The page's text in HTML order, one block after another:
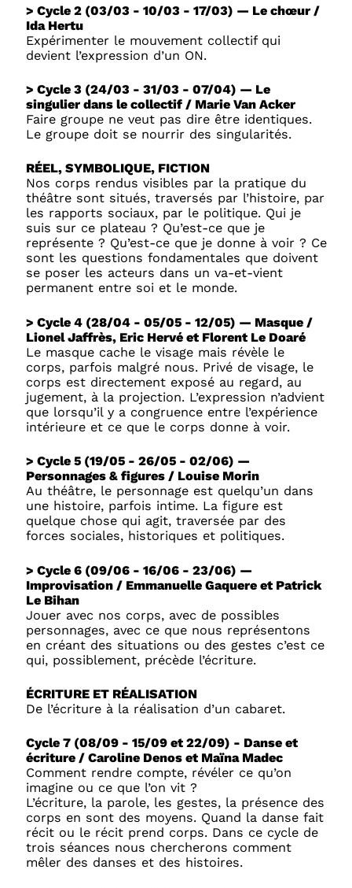
> Cycle 2 (03/03 - 10/03 - 17/03) — Le chœur /
Ida Hertu
Expérimenter le mouvement collectif qui
devient l’expression d’un ON.
> Cycle 3 (24/03 - 31/03 - 07/04) — Le
singulier dans le collectif / Marie Van Acker
Faire groupe ne veut pas dire être identiques.
Le groupe doit se nourrir des singularités.
RÉEL, SYMBOLIQUE, FICTION
Nos corps rendus visibles par la pratique du
théâtre sont situés, traversés par l’histoire, par
les rapports sociaux, par le politique. Qui je
suis sur ce plateau ? Qu’est-ce que je
représente ? Qu’est-ce que je donne à voir ? Ce
sont les questions fondamentales que doivent
se poser les acteurs dans un va-et-vient
permanent entre soi et le monde.
> Cycle 4 (28/04 - 05/05 - 12/05) — Masque /
Lionel Jaffrès, Eric Hervé et Florent Le Doaré
Le masque cache le visage mais révèle le
corps, parfois malgré nous. Privé de visage, le
corps est directement exposé au regard, au
jugement, à la projection. L’expression n’advient
que lorsqu’il y a congruence entre l’expérience
intérieure et ce que le corps donne à voir.
> Cycle 5 (19/05 - 26/05 - 02/06) —
Personnages & figures / Louise Morin
Au théâtre, le personnage est quelqu’un dans
une histoire, parfois intime. La figure est
quelque chose qui agit, traversée par des
forces sociales, historiques et politiques.
> Cycle 6 (09/06 - 16/06 - 23/06) —
Improvisation / Emmanuelle Gaquere et Patrick
Le Bihan
Jouer avec nos corps, avec de possibles
personnages, avec ce que nous représentons
en créant des situations ou des gestes c’est ce
qui, possiblement, précède l’écriture.
ÉCRITURE ET RÉALISATION
De l’écriture à la réalisation d’un cabaret.
Cycle 7 (08/09 - 15/09 et 22/09) - Danse et
écriture / Caroline Denos et Maïna Madec
Comment rendre compte, révéler ce qu’on
imagine ou ce que l’on vit ?
L’écriture, la parole, les gestes, la présence des
corps en sont des moyens. Quand la danse fait
récit ou le récit prend corps. Dans ce cycle de
trois séances nous chercherons comment
mêler des danses et des histoires.